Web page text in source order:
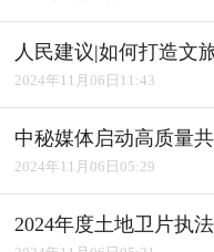
2024年11月06日11:43
中秘媒体启动高质量
2024年11月06日05:29